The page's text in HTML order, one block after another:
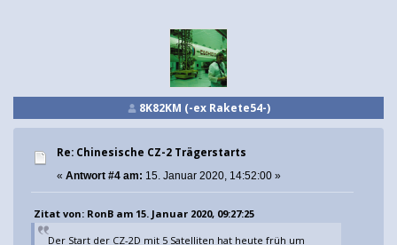
8K82KM (-ex Rakete54-)
Re: Chinesische CZ-2 Trägerstarts
« Antwort #4 am: 15. Januar 2020, 14:52:00 »
Zitat von: RonB am 15. Januar 2020, 09:27:25
Der Start der CZ-2D mit 5 Satelliten hat heute früh um